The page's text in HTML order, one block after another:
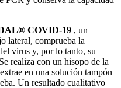
COVID-19 , un
lateral, comprueba la
virus y, por lo tanto, su
realiza con un hisopo de la
en una solución tampón
Un resultado cualitativo